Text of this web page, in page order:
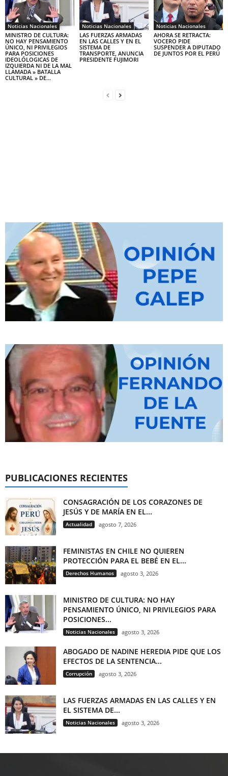
Noticias Nacionales
MINISTRO DE CULTURA:
NO HAY PENSAMIENTO
ÚNICO, NI PRIVILEGIOS
PARA POSICIONES
IDEOLÓLOGICAS DE
IZQUIERDA NI DE LA MAL
LLAMADA » BATALLA
CULTURAL » DE...
Noticias Nacionales
LAS FUERZAS ARMADAS
EN LAS CALLES Y EN EL
SISTEMA DE
TRANSPORTE, ANUNCIA
PRESIDENTE FUJIMORI
Noticias Nacionales
AHORA SE RETRACTA:
VOCERO PIDE
SUSPENDER A DIPUTADO
DE JUNTOS POR EL PERÚ
PUBLICACIONES RECIENTES
CONSAGRACIÓN DE LOS CORAZONES DE
JESÚS Y DE MARÍA EN EL...
Actualidad agosto 7, 2026
FEMINISTAS EN CHILE NO QUIEREN
PROTECCIÓN PARA EL BEBÉ EN EL...
Derechos Humanos agosto 3, 2026
MINISTRO DE CULTURA: NO HAY
PENSAMIENTO ÚNICO, NI PRIVILEGIOS PARA
POSICIONES...
Noticias Nacionales agosto 3, 2026
ABOGADO DE NADINE HEREDIA PIDE QUE LOS
EFECTOS DE LA SENTENCIA...
Corrupción agosto 3, 2026
LAS FUERZAS ARMADAS EN LAS CALLES Y EN
EL SISTEMA DE...
Noticias Nacionales agosto 3, 2026